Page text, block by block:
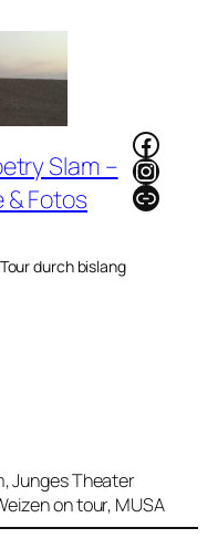
Slam –
& Fotos
durch bislang
Link
Junges Theater
on tour, MUSA